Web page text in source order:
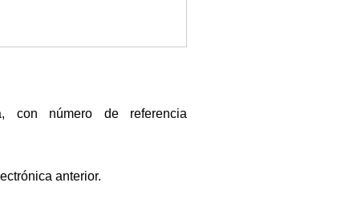
con número de referencia
anterior.